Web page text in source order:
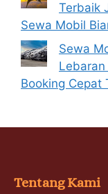
Terbaik
Sewa Mobil
Sewa
Booking Cepat
Tentang Kami